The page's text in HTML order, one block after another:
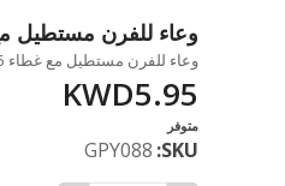
وعاء للفرن مستطيل مع غطاء 4.5
وعاء للفرن مستطيل مع غطاء 4.5 لتر من بيركس متاحة للشراء بزيادة بالمقدار 1
KWD5.95
متوفر
SKU
GPY088